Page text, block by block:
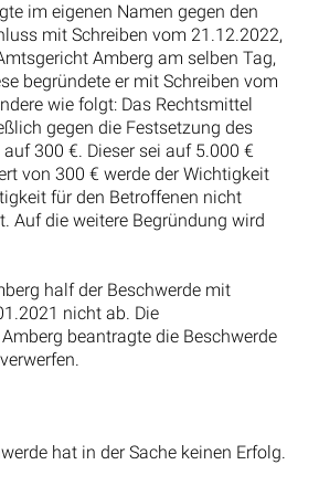
im eigenen Namen gegen den
mit Schreiben vom 21.12.2022,
Amberg am selben Tag,
begründete er mit Schreiben vom
wie folgt: Das Rechtsmittel
gegen die Festsetzung des
300 €. Dieser sei auf 5.000 €
von 300 € werde der Wichtigkeit
für den Betroffenen nicht
Auf die weitere Begründung wird
half der Beschwerde mit
nicht ab. Die
beantragte die Beschwerde
hat in der Sache keinen Erfolg.